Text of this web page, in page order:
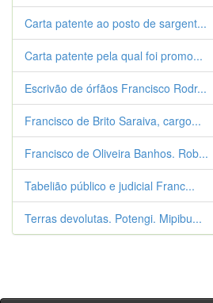
Carta patente ao posto de sargent...
Carta patente pela qual foi promo...
Escrivão de órfãos Francisco Rodr...
Francisco de Brito Saraiva, cargo...
Francisco de Oliveira Banhos. Rob...
Tabelião público e judicial Franc...
Terras devolutas. Potengi. Mipibu...